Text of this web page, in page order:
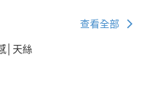
查看全部
│天絲